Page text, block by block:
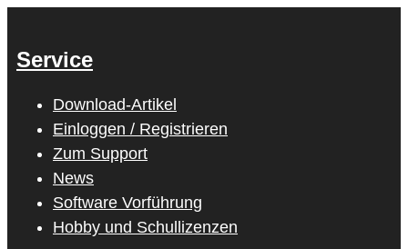
Service
Download-Artikel
Einloggen / Registrieren
Zum Support
News
Software Vorführung
Hobby und Schullizenzen